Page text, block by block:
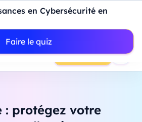
en Cybersécurité en
Faire le quiz
: construisez votre premier
Mardi 11 Août à 18h00
Parents Entreprises
Prendre RDV
: protégez votre